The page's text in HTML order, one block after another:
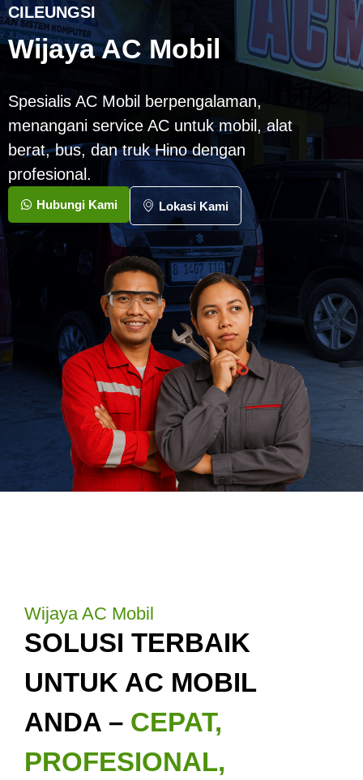
CILEUNGSI
Wijaya AC Mobil
Spesialis AC Mobil berpengalaman,
menangani service AC untuk mobil, alat
berat, bus, dan truk Hino dengan
profesional.
Hubungi Kami Lokasi Kami
Wijaya AC Mobil
SOLUSI TERBAIK
UNTUK AC MOBIL
ANDA – CEPAT,
PROFESIONAL,